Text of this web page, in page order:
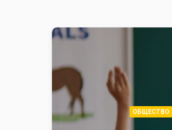
ОБЩЕСТВО